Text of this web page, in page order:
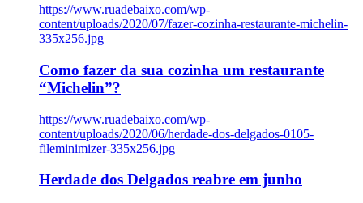
https://www.ruadebaixo.com/wp-
content/uploads/2020/07/fazer-cozinha-restaurante-michelin-
335x256.jpg
Como fazer da sua cozinha um restaurante
“Michelin”?
https://www.ruadebaixo.com/wp-
content/uploads/2020/06/herdade-dos-delgados-0105-
fileminimizer-335x256.jpg
Herdade dos Delgados reabre em junho